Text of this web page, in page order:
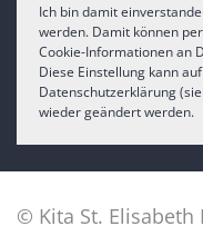
Ich bin damit
werden. Damit können
Cookie-Informationen an
Diese Einstellung kann
Datenschutzerklärung
wieder geändert werden.
© Kita St. Elisabeth